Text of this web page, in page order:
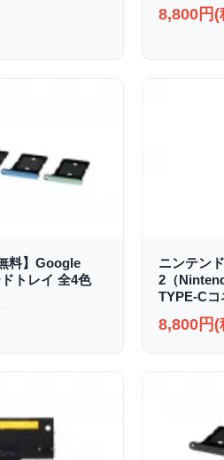
8,800円(
料】Google
トレイ 全4色
ニンテン
2（
TYPE-C
8,800円(